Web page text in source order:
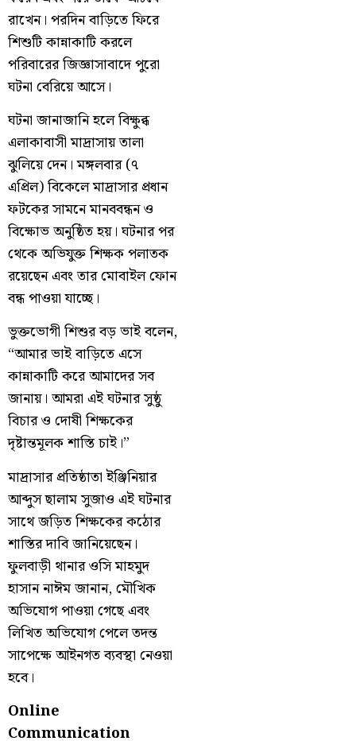
রাখেন। পরদিন বাড়িতে ফিরে
শিশুটি কান্নাকাটি করলে
পরিবারের জিজ্ঞাসাবাদে পুরো
ঘটনা বেরিয়ে আসে।
ঘটনা জানাজানি হলে বিক্ষুব্ধ
এলাকাবাসী মাদ্রাসায় তালা
ঝুলিয়ে দেন। মঙ্গলবার (৭
এপ্রিল) বিকেলে মাদ্রাসার প্রধান
ফটকের সামনে মানববন্ধন ও
বিক্ষোভ অনুষ্ঠিত হয়। ঘটনার পর
থেকে অভিযুক্ত শিক্ষক পলাতক
রয়েছেন এবং তার মোবাইল ফোন
বন্ধ পাওয়া যাচ্ছে।
ভুক্তভোগী শিশুর বড় ভাই বলেন,
“আমার ভাই বাড়িতে এসে
কান্নাকাটি করে আমাদের সব
জানায়। আমরা এই ঘটনার সুষ্ঠু
বিচার ও দোষী শিক্ষকের
দৃষ্টান্তমূলক শাস্তি চাই।”
মাদ্রাসার প্রতিষ্ঠাতা ইঞ্জিনিয়ার
আব্দুস ছালাম সুজাও এই ঘটনার
সাথে জড়িত শিক্ষকের কঠোর
শাস্তির দাবি জানিয়েছেন।
ফুলবাড়ী থানার ওসি মাহমুদ
হাসান নাঈম জানান, মৌখিক
অভিযোগ পাওয়া গেছে এবং
লিখিত অভিযোগ পেলে তদন্ত
সাপেক্ষে আইনগত ব্যবস্থা নেওয়া
হবে।
Online
Communication